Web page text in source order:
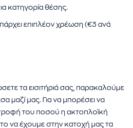
κατηγορία θέσης.
επιπλέον χρέωση (€3 ανά
τα εισιτήριά σας, παρακαλούμε
μαζί μας. Για να μπορέσει να
του ποσού η ακτοπλοϊκή
να έχουμε στην κατοχή μας τα